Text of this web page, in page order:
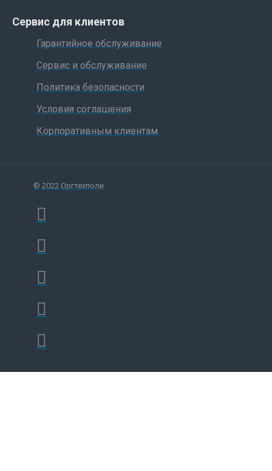
Сервис для клиентов
Гарантийное обслуживание
Сервис и обслуживание
Политика безопасности
Условия соглашения
Корпоративным клиентам
© 2022 Оргтехполи